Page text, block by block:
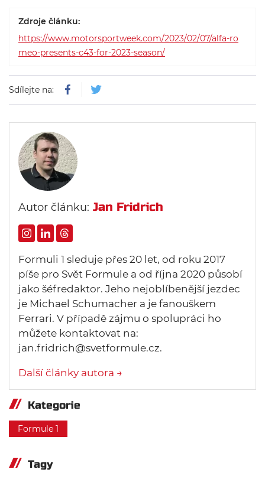
Zdroje článku:
https://www.motorsportweek.com/2023/02/07/alfa-ro
meo-presents-c43-for-2023-season/
Sdílejte na:
Autor článku: Jan Fridrich
Formuli 1 sleduje přes 20 let, od roku 2017
píše pro Svět Formule a od října 2020 působí
jako šéfredaktor. Jeho nejoblíbenější jezdec
je Michael Schumacher a je fanouškem
Ferrari. V případě zájmu o spolupráci ho
můžete kontaktovat na:
jan.fridrich@svetformule.cz.
Další články autora →
Kategorie
Formule 1
Tagy